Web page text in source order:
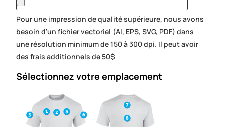
Pour une impression de qualité supérieure, nous avons
besoin d'un fichier vectoriel (AI, EPS, SVG, PDF) dans
une résolution minimum de 150 à 300 dpi. Il peut avoir
des frais additionnels de 50$
Sélectionnez votre emplacement